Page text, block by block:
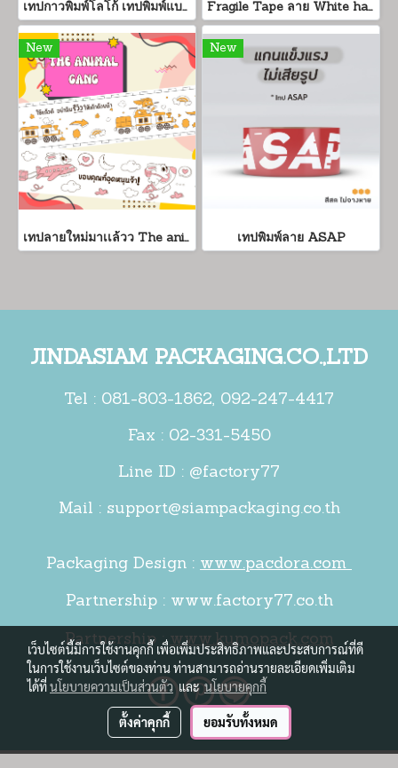
เทปกาวพิมพ์โลโก้ เทปพิมพ์แบรนด์ราคาถูก ขั้นต่ำเพียง 300 ม้วน Fragile Tape ลาย White handle
New
เทปลายใหม่มาเเล้วว The animal gang น้องน่ารักมากก (1 เเพค 6 ม้วน)
New
เทปพิมพ์ลาย ASAP
JINDASIAM PACKAGING.CO.,LTD
Tel : 081-803-1862, 092-247-4417
Fax : 02-331-5450
Line ID : @factory77
Mail : support@siampackaging.co.th
Packaging Design : www.pacdora.com
Partnership : www.factory77.co.th
Partnership :www.kumopack.com
เว็บไซต์นี้มีการใช้งานคุกกี้ เพื่อเพิ่มประสิทธิภาพและประสบการณ์ที่ดี
ในการใช้งานเว็บไซต์ของท่าน ท่านสามารถอ่านรายละเอียดเพิ่มเติม
ได้ที่นโยบายความเป็นส่วนตัวและนโยบายคุกกี้
ตั้งค่าคุกกี้ ยอมรับทั้งหมด